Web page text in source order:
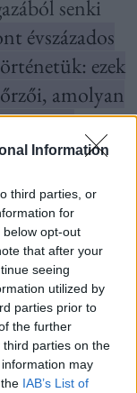
Information
third parties, or
for
opt-out
that after your
seeing
utilized by
parties prior to
the further
parties on the
may
IAB’s List of
senki
évszázados
ezek
amolyan
arra
menjen az